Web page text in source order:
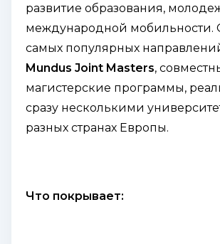
развитие образования,
международной мобильности.
самых популярных
Mundus Joint Masters,
магистерские программы,
сразу несколькими
разных странах Европы.
Что покрывает: